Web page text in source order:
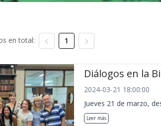
en total: 1
Diálogos en la
2024-03-21 18:00:00
Jueves 21 de marzo,
Leer más